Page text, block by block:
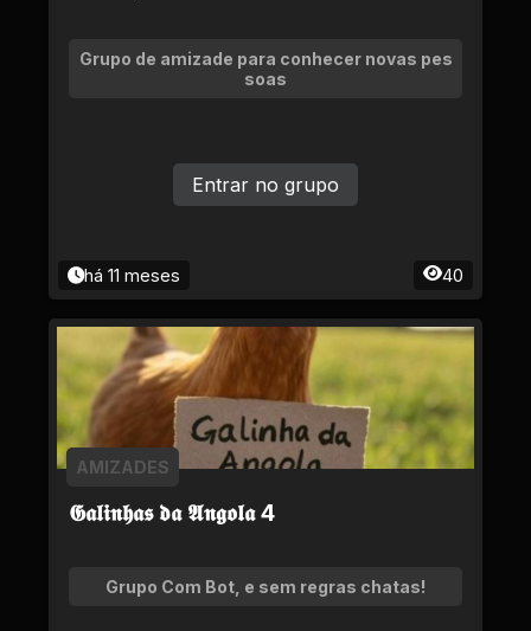
Grupo de amizade para conhecer novas pes
soas
há 11 meses 40
Entrar no grupo
𝕲𝖆𝖑𝖎𝖓𝖍𝖆𝖘 𝖉𝖆 𝕬𝖓𝖌𝖔𝖑𝖆 4
AMIZADES
Grupo Com Bot, e sem regras chatas!